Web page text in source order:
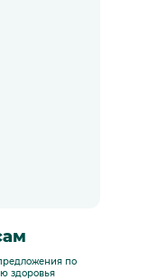
по
здоровья